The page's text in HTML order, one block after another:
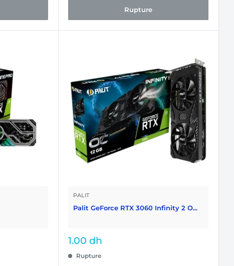
Rupture
PALIT
Palit GeForce RTX 3060 Infinity 2 O...
Prix
1.00 dh
Rupture